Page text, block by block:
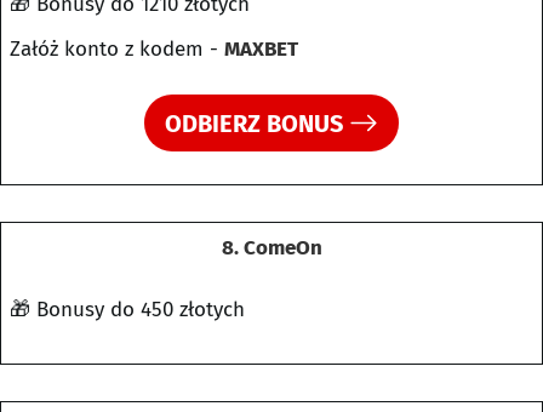
Załóż konto z kodem - MAXBET
ODBIERZ BONUS
8. ComeOn
🎁 Bonusy do 450 złotych